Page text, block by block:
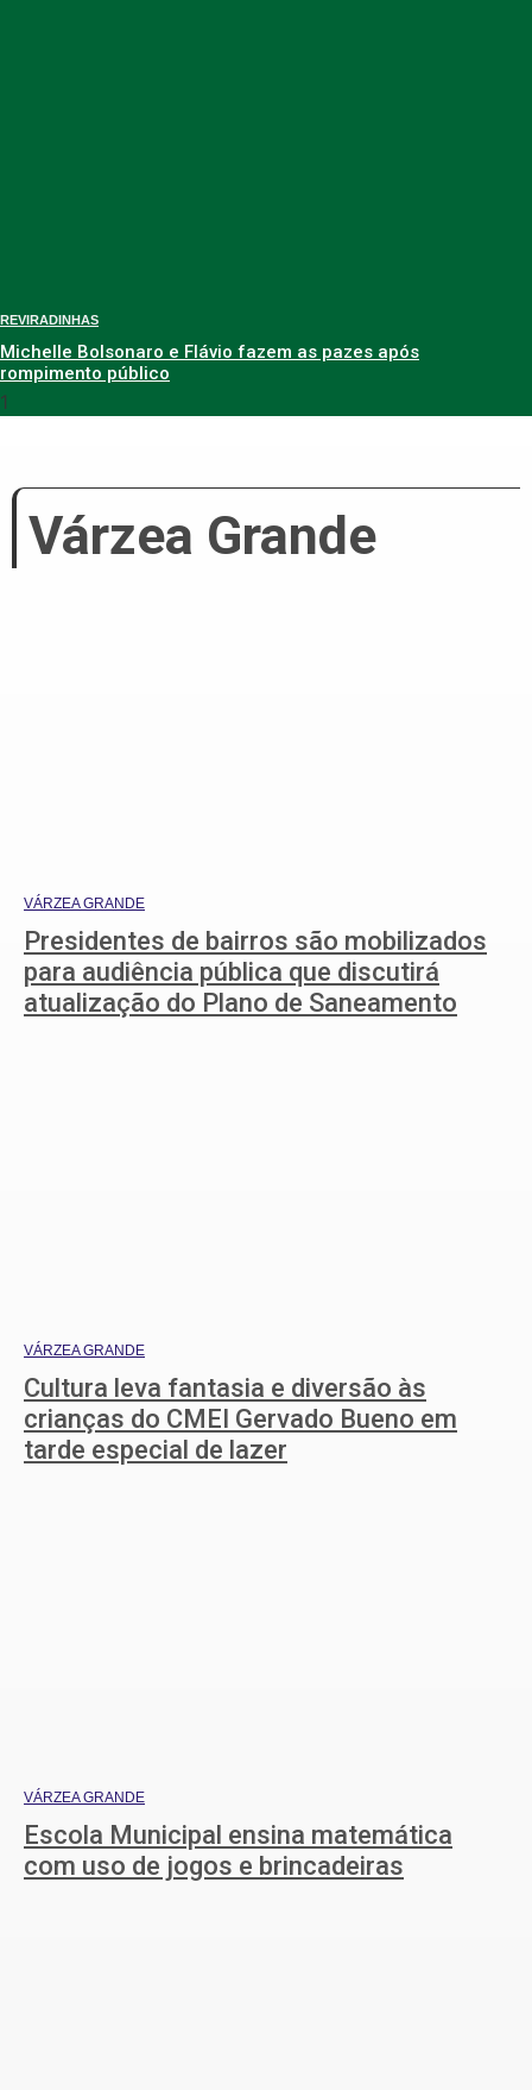
REVIRADINHAS
Michelle Bolsonaro e Flávio fazem as pazes após
rompimento público
Várzea Grande
VÁRZEA GRANDE
Presidentes de bairros são mobilizados
para audiência pública que discutirá
atualização do Plano de Saneamento
VÁRZEA GRANDE
Cultura leva fantasia e diversão às
crianças do CMEI Gervado Bueno em
tarde especial de lazer
VÁRZEA GRANDE
Escola Municipal ensina matemática
com uso de jogos e brincadeiras